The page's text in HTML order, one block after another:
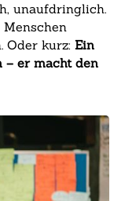
unaufdringlich.
Oder kurz: Ein
– er macht den